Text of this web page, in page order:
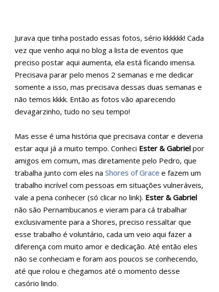
Jurava que tinha postado essas fotos, sério kkkkkk! Cada
vez que venho aqui no blog a lista de eventos que
preciso postar aqui aumenta, ela está ficando imensa.
Precisava parar pelo menos 2 semanas e me dedicar
somente a isso, mas precisava dessas duas semanas e
não temos kkkk. Então as fotos vão aparecendo
devagarzinho, tudo no seu tempo!
Mas esse é uma história que precisava contar e deveria
estar aqui já a muito tempo. Conheci Ester & Gabriel por
amigos em comum, mas diretamente pelo Pedro, que
trabalha junto com eles na Shores of Grace e fazem um
trabalho incrível com pessoas em situações vulneráveis,
vale a pena conhecer (só clicar no link). Ester & Gabriel
não são Pernambucanos e vieram para cá trabalhar
exclusivamente para a Shores, preciso ressaltar que
esse trabalho é voluntário, cada um veio aqui fazer a
diferença com muito amor e dedicação. Até então eles
não se conheciam e foram aos poucos se conhecendo,
até que rolou e chegamos até o momento desse
casório lindo.